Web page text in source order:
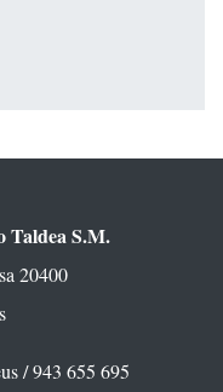
Taldea S.M.
20400
/ 943 655 695